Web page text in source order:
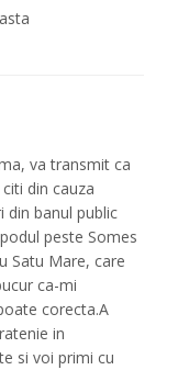
va transmit ca
din cauza
din banul public
peste Somes
Satu Mare, care
ca-mi
corecta.A
in
si voi primi cu